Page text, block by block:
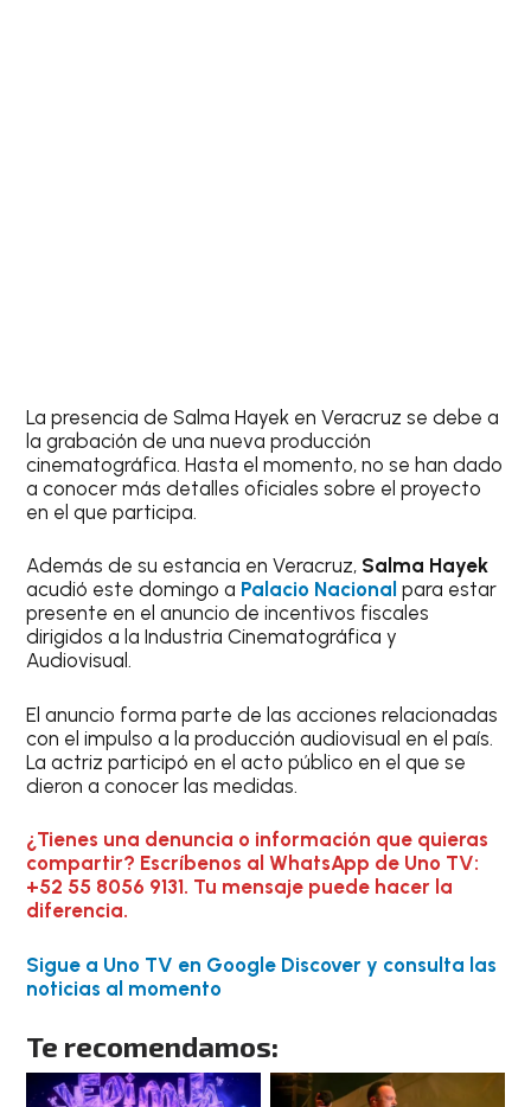
La presencia de Salma Hayek en Veracruz se debe a
la grabación de una nueva producción
cinematográfica. Hasta el momento, no se han dado
a conocer más detalles oficiales sobre el proyecto
en el que participa.
Además de su estancia en Veracruz, Salma Hayek
acudió este domingo a Palacio Nacional para estar
presente en el anuncio de incentivos fiscales
dirigidos a la Industria Cinematográfica y
Audiovisual.
El anuncio forma parte de las acciones relacionadas
con el impulso a la producción audiovisual en el país.
La actriz participó en el acto público en el que se
dieron a conocer las medidas.
¿Tienes una denuncia o información que quieras
compartir? Escríbenos al WhatsApp de Uno TV:
+52 55 8056 9131. Tu mensaje puede hacer la
diferencia.
Sigue a Uno TV en Google Discover y consulta las
noticias al momento
Te recomendamos: